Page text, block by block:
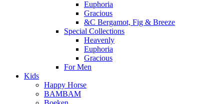
Euphoria
Gracious
&C Bergamot, Fig & Breeze
Special Collections
Heavenly
Euphoria
Gracious
For Men
Kids
Happy Horse
BAMBAM